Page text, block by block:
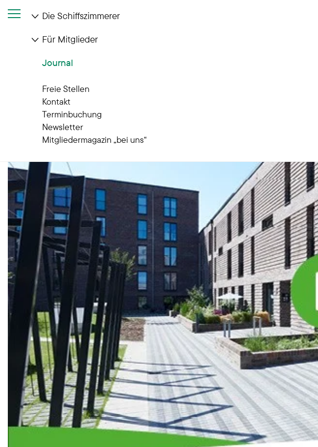
Die Schiffszimmerer
Für Mitglieder
Journal
Freie Stellen
Kontakt
Terminbuchung
Newsletter
Mitgliedermagazin „bei uns“
Startseite
Journal Wir sind die Mietpreisbremse!